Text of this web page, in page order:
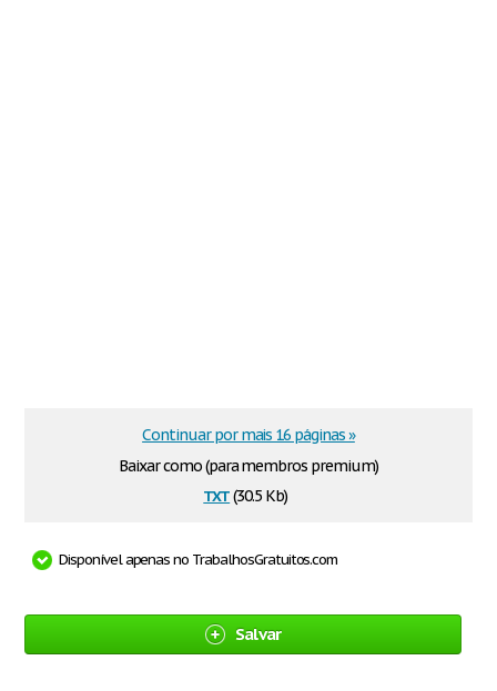
Baixar como (para membros premium)
txt(30.5 Kb)
Continuar por mais 16 páginas »
Disponível apenas no TrabalhosGratuitos.com
Salvar